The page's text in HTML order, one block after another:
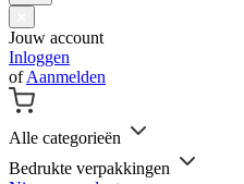
Jouw account
Inloggen
ofAanmelden
Alle categorieën
Bedrukte verpakkingen